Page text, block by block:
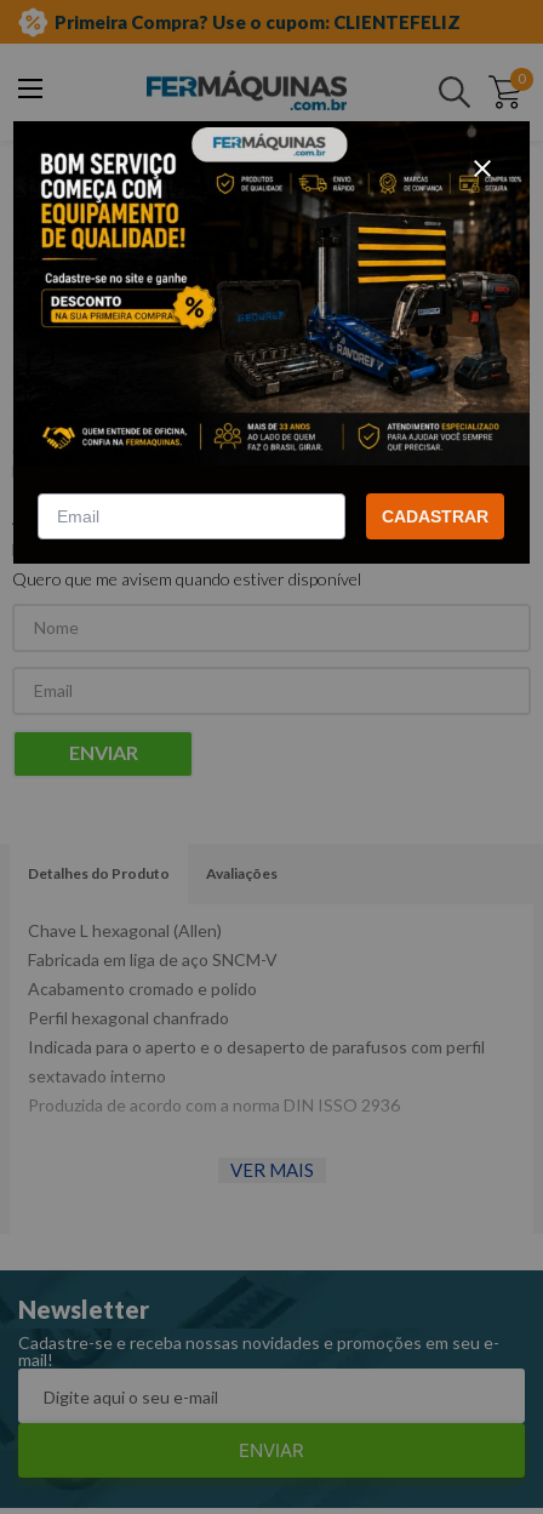
Primeira Compra? Use o cupom: CLIENTEFELIZ
0
Buscar
ferramentas manuais chave allen curta
Chave Allen 2,5 mm - KING TONY
:114525M
Este produto não está disponível no momento
Quero que me avisem quando estiver disponível
ENVIAR
Detalhes do Produto Avaliações
Chave L hexagonal (Allen)
Fabricada em liga de aço SNCM-V
Acabamento cromado e polido
Perfil hexagonal chanfrado
Indicada para o aperto e o desaperto de parafusos com perfil
sextavado interno
Produzida de acordo com a norma DIN ISSO 2936
Comprimento: 58.5 mm
Código: 114525M
Marca: King Tony
VER MAIS
Newsletter
Cadastre-se e receba nossas novidades e promoções em seu e-
mail!
ENVIAR
CADASTRAR